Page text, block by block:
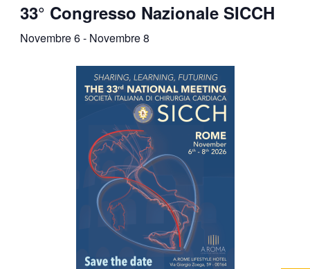
33° Congresso Nazionale SICCH
Novembre 6- Novembre 8